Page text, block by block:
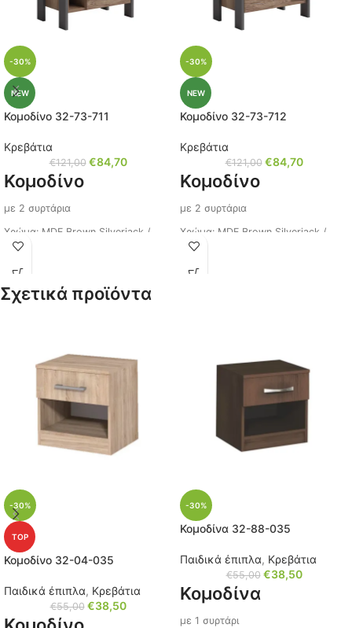
-30%
NEW
Κομοδίνο 32-73-711
Κρεβάτια
€121,00 €84,70
Κομοδίνο
με 2 συρτάρια
Χρώμα: MDF Brown Silverjack /
MDF Grafite
Διαστάσεις: Μ/Υ/Π 57x50x36 εκ.
Κωδικός: 32-73-711
-30%
NEW
Κομοδίνο 32-73-712
Κρεβάτια
€121,00 €84,70
Κομοδίνο
με 2 συρτάρια
Χρώμα: MDF Brown Silverjack /
MDF Grafite
Διαστάσεις: Μ/Υ/Π 57x50x36 εκ.
Σχετικά προϊόντα
-30%
TOP
Κομοδίνο 32-04-035
Παιδικά έπιπλα, Κρεβάτια
€55,00 €38,50
-30%
Κομοδίνα 32-88-035
Παιδικά έπιπλα, Κρεβάτια
€55,00 €38,50
Κομοδίνα
με 1 συρτάρι